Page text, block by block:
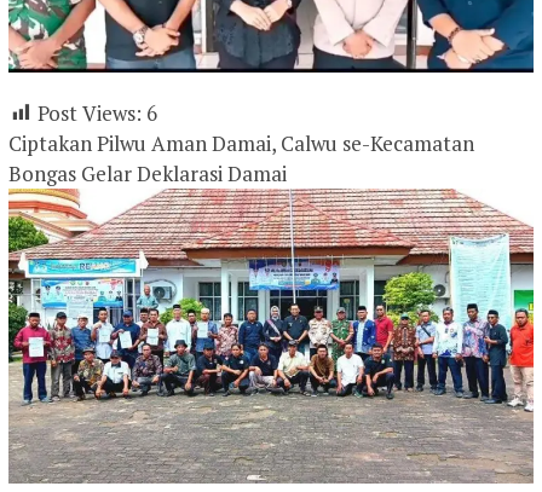
Post Views: 6
Ciptakan Pilwu Aman Damai, Calwu se-Kecamatan
Bongas Gelar Deklarasi Damai